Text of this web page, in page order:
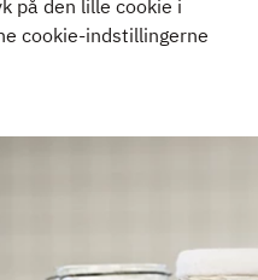
på den lille cookie i
cookie-indstillingerne